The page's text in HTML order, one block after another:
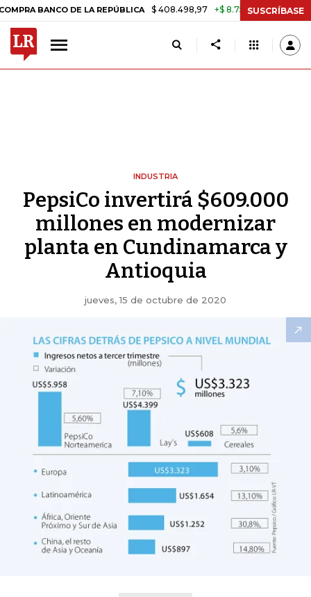
DE LA REPÚBLICA $ 408.498,97 +$ 8.753,81 +2,19% TASA
SUSCRÍBASE
INDUSTRIA
PepsiCo invertirá $609.000
millones en modernizar
planta en Cundinamarca y
Antioquia
jueves, 15 de octubre de 2020